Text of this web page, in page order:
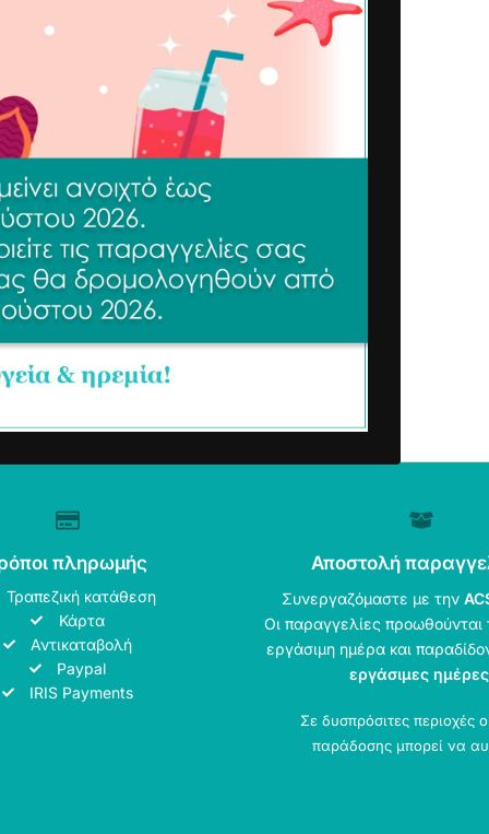
πληρωμής
Τραπεζική κατάθεση
Κάρτα
Αντικαταβολή
Paypal
IRIS Payments
Αποστολή
Συνεργαζόμαστε με την
Οι παραγγελίες προωθούνται
εργάσιμη ημέρα και
εργάσιμες ημέρες
Σε δυσπρόσιτες περιοχές
παράδοσης μπορεί να